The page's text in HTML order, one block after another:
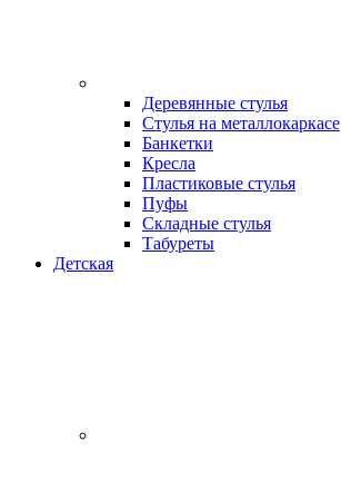
Деревянные стулья
Стулья на металлокаркасе
Банкетки
Кресла
Пластиковые стулья
Пуфы
Складные стулья
Табуреты
Детская